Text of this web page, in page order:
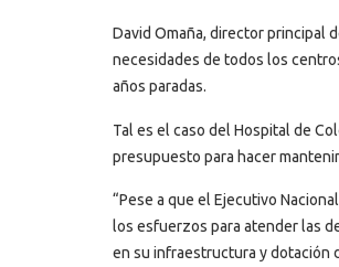
David Omaña, director principal
necesidades de todos los
años paradas.
Tal es el caso del Hospital de
presupuesto para hacer
“Pese a que el Ejecutivo
los esfuerzos para atender las
en su infraestructura y dotación